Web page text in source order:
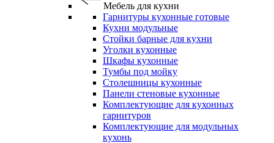
Мебель для кухни
Гарнитуры кухонные готовые
Кухни модульные
Стойки барные для кухни
Уголки кухонные
Шкафы кухонные
Тумбы под мойку
Столешницы кухонные
Панели стеновые кухонные
Комплектующие для кухонных
гарнитуров
Комплектующие для модульных
кухонь